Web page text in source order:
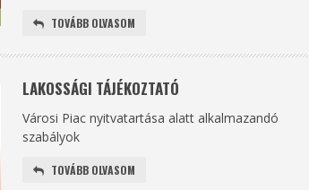
TOVÁBB OLVASOM
LAKOSSÁGI TÁJÉKOZTATÓ
Városi Piac nyitvatartása alatt alkalmazandó
szabályok
TOVÁBB OLVASOM